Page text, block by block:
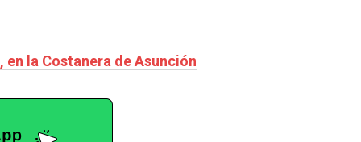
la Costanera de Asunción